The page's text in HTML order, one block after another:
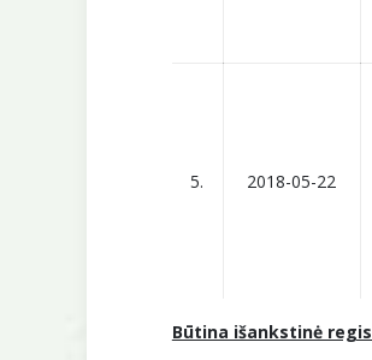
5. 2018-05-22
Būtina išankstinė